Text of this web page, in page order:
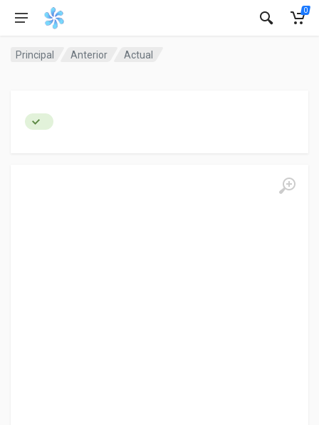
0
Principal Anterior Actual